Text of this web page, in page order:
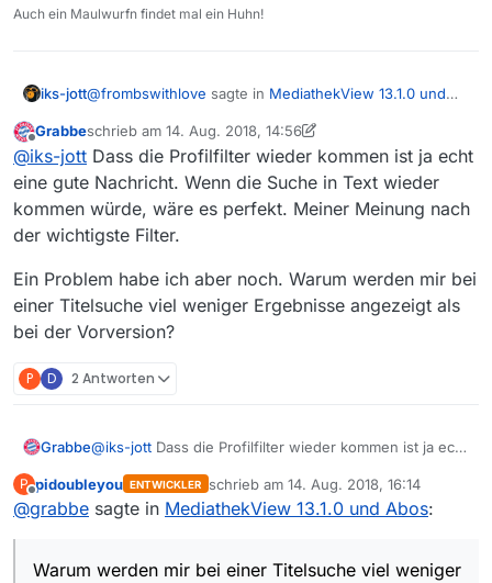
zu überdenken!
Auch ein Maulwurfn findet mal ein Huhn!
iks-jott@frombswithlove sagte in MediathekView 13.1.0 und
Daher meine Bitte an die Entwickler, wohlwollend
eine Rückkehr dieser Funktion zu überdenken!
@FromBSwithLove
Das hat einer der Entwickler, @DerReisende77,hier in
einem Beitrag zugesagt.
Offline
Grabbeschrieb am 14. Aug. 2018, 14:56
zuletzt editiert von Grabbe
@iks-jott Dass die Profilfilter wieder kommen ist ja echt
eine gute Nachricht. Wenn die Suche in Text wieder
kommen würde, wäre es perfekt. Meiner Meinung nach
der wichtigste Filter.
Ein Problem habe ich aber noch. Warum werden mir bei
einer Titelsuche viel weniger Ergebnisse angezeigt als
bei der Vorversion?
P D 2 Antworten
Grabbe@iks-jott Dass die Profilfilter wieder kommen ist ja echt
kommen würde, wäre es perfekt. Meiner Meinung
nach der wichtigste Filter.
Ein Problem habe ich aber noch. Warum werden mir
bei einer Titelsuche viel weniger Ergebnisse angezeigt
P
Offline
pidoubleyou ENTWICKLER schrieb am 14. Aug. 2018, 16:14
zuletzt editiert von
@grabbe sagte in MediathekView 13.1.0 und Abos:
Warum werden mir bei einer Titelsuche viel weniger